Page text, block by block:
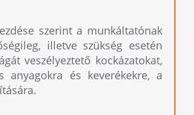
szerint a munkáltatónak
illetve szükség esetén
veszélyeztető kockázatokat,
anyagokra és keverékekre, a